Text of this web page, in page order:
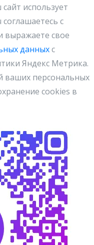
использует
с
выражаете свое
данныхс
Яндекс Метрика.
ваших персональных
cookies в